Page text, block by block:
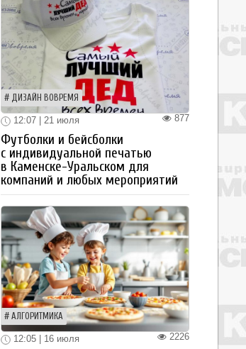
ДИЗАЙН ВОВРЕМЯ
877
12:07 | 21 июля
Футболки и бейсболки
с индивидуальной печатью
в Каменске-Уральском для
компаний и любых мероприятий
АЛГОРИТМИКА
2226
12:05 | 16 июля